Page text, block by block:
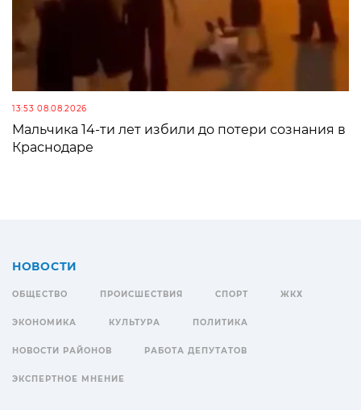
13:53 08.08.2026
Мальчика 14-ти лет избили до потери сознания в
Краснодаре
НОВОСТИ
ОБЩЕСТВО ПРОИСШЕСТВИЯ СПОРТ ЖКХ
ЭКОНОМИКА КУЛЬТУРА ПОЛИТИКА
НОВОСТИ РАЙОНОВ РАБОТА ДЕПУТАТОВ
ЭКСПЕРТНОЕ МНЕНИЕ